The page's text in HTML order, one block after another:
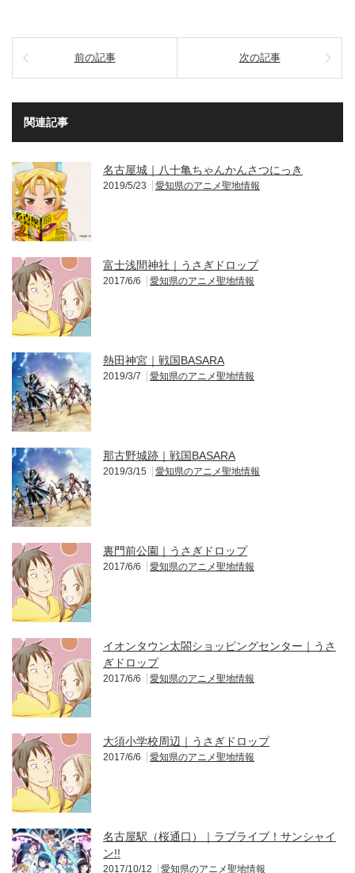
前の記事 次の記事
関連記事
名古屋城｜八十亀ちゃんかんさつにっき
2019/5/23 愛知県のアニメ聖地情報
富士浅間神社｜うさぎドロップ
2017/6/6 愛知県のアニメ聖地情報
熱田神宮｜戦国BASARA
2019/3/7 愛知県のアニメ聖地情報
那古野城跡｜戦国BASARA
2019/3/15 愛知県のアニメ聖地情報
裏門前公園｜うさぎドロップ
2017/6/6 愛知県のアニメ聖地情報
イオンタウン太閤ショッピングセンター｜うさ
ぎドロップ
2017/6/6 愛知県のアニメ聖地情報
大須小学校周辺｜うさぎドロップ
2017/6/6 愛知県のアニメ聖地情報
名古屋駅（桜通口）｜ラブライブ！サンシャイ
ン!!
2017/10/12 愛知県のアニメ聖地情報